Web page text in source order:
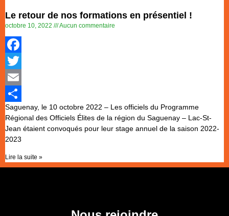
Le retour de nos formations en présentiel !
octobre 10, 2022 Aucun commentaire
Facebook
Twitter
Email
Partager
Saguenay, le 10 octobre 2022 – Les officiels du Programme
Régional des Officiels Élites de la région du Saguenay – Lac-St-
Jean étaient convoqués pour leur stage annuel de la saison 2022-
2023
Lire la suite »